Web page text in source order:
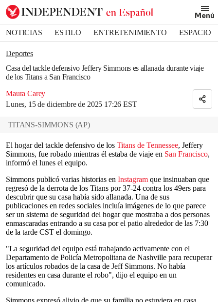
Menú
NOTICIAS ESTILO ENTRETENIMIENTO
ESPACIO
DEPORTES
Deportes
Casa del tackle defensivo Jeffery Simmons es allanada durante viaje
de los Titans a San Francisco
Maura Carey
Lunes, 15 de diciembre de 2025 17:26 EST
Bookmark popover
Removed from bookmarks
Close popover
TITANS-SIMMONS (AP)
El hogar del tackle defensivo de los Titans de Tennessee, Jeffery
Simmons, fue robado mientras él estaba de viaje en San Francisco,
informó el lunes el equipo.
Simmons publicó varias historias en Instagram que insinuaban que
regresó de la derrota de los Titans por 37-24 contra los 49ers para
descubrir que su casa había sido allanada. Una de sus
publicaciones en redes sociales incluía imágenes de lo que parece
ser un sistema de seguridad del hogar que mostraba a dos personas
enmascaradas entrando a su casa por el patio alrededor de las 7:30
de la tarde CST el domingo.
"La seguridad del equipo está trabajando activamente con el
Departamento de Policía Metropolitana de Nashville para recuperar
los artículos robados de la casa de Jeff Simmons. No había
residentes en casa durante el robo", dijo el equipo en un
comunicado.
Simmons expresó alivio de que su familia no estuviera en casa.